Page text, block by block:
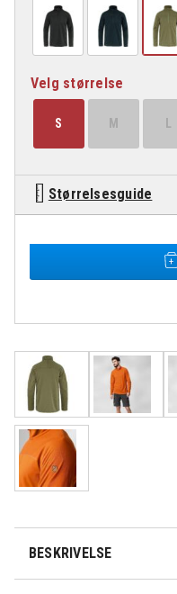
Velg størrelse
S M
Størrelsesguide
BESKRIVELSE